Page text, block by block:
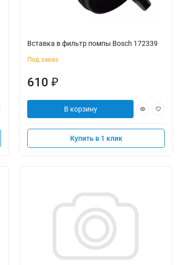
Вставка в фильтр помпы Bosch 172339
Под заказ
610₽
В корзину
Купить в 1 клик